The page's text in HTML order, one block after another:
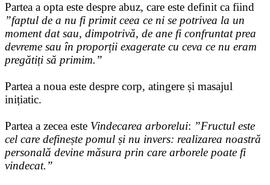
Partea a opta este despre abuz, care este definit ca fiind
”faptul de a nu fi primit ceea ce ni se potrivea la un
moment dat sau, dimpotrivă, de ane fi confruntat prea
devreme sau în proporții exagerate cu ceva ce nu eram
pregătiți să primim.”
Partea a noua este despre corp, atingere și masajul
inițiatic.
Partea a zecea este Vindecarea arborelui: ”Fructul este
cel care definește pomul și nu invers: realizarea noastră
personală devine măsura prin care arborele poate fi
vindecat.”